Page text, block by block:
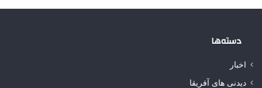
دسته‌ها
اخبار
دیدنی های آفریقا